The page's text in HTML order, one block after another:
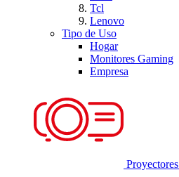
Tcl
Lenovo
Tipo de Uso
Hogar
Monitores Gaming
Empresa
Proyectores